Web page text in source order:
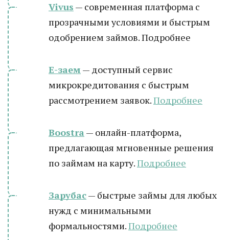
Vivus — современная платформа с
прозрачными условиями и быстрым
одобрением займов. Подробнее
Е-заем — доступный сервис
микрокредитования с быстрым
рассмотрением заявок.Подробнее
Boostra — онлайн-платформа,
предлагающая мгновенные решения
по займам на карту.Подробнее
Зарубас— быстрые займы для любых
нужд с минимальными
формальностями.Подробнее